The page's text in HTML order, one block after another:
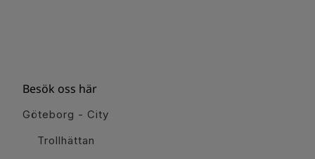
Besök oss här
Göteborg - City
Trollhättan